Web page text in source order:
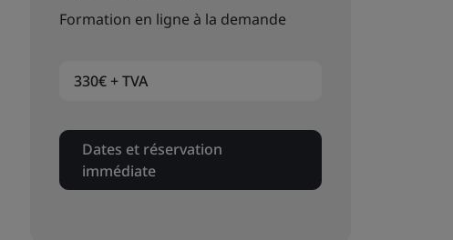
Formation en ligne à la demande
330€ + TVA
Dates et réservation
immédiate